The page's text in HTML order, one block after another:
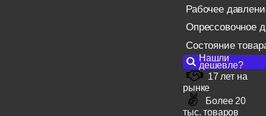
Рабочее
Опрессовочное
Состояние
Нашли
дешевле?
17 лет на
рынке
Более 20
тыс. товаров